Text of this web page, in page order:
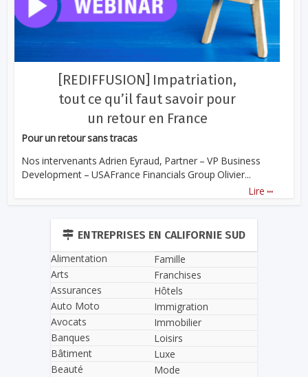
[REDIFFUSION] Impatriation,
tout ce qu’il faut savoir pour
un retour en France
Pour un retour sans tracas
Nos intervenants Adrien Eyraud, Partner – VP Business
Development – USAFrance Financials Group Olivier...
Lire ...
ENTREPRISES EN CALIFORNIE SUD
Alimentation
Arts
Assurances
Auto Moto
Avocats
Banques
Bâtiment
Beauté
Famille
Franchises
Hôtels
Immigration
Immobilier
Loisirs
Luxe
Mode